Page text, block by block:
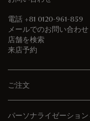
電話 +81 0120-961-859
メールでのお問い合わせ
店舗を検索
来店予約
ご注文
パーソナライゼーション